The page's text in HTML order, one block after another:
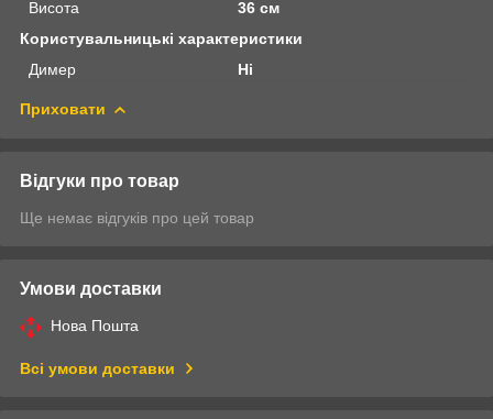
Висота
36 см
Користувальницькі характеристики
Димер
Ні
Приховати
Відгуки про товар
Ще немає відгуків про цей товар
Умови доставки
Нова Пошта
Всі умови доставки